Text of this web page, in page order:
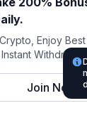
Enjoy
Withdrawals.
Join Now